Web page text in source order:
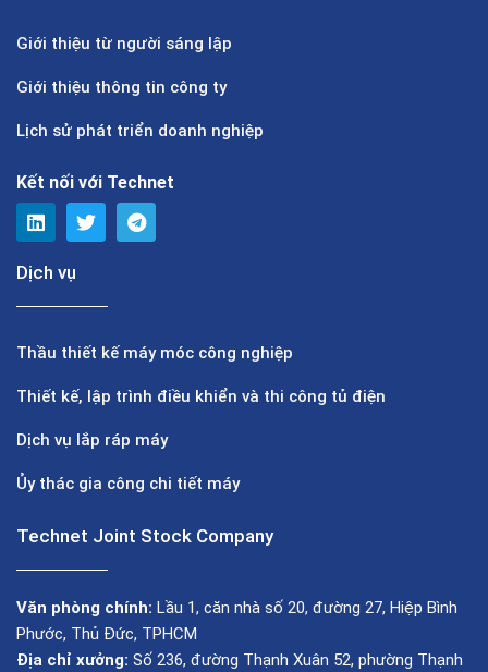
Giới thiệu từ người sáng lập
Giới thiệu thông tin công ty
Lịch sử phát triển doanh nghiệp
Kết nối với Technet
Dịch vụ
Thầu thiết kế máy móc công nghiệp
Thiết kế, lập trình điều khiển và thi công tủ điện
Dịch vụ lắp ráp máy
Ủy thác gia công chi tiết máy
Technet Joint Stock Company
Văn phòng chính: Lầu 1, căn nhà số 20, đường 27, Hiệp Bình
Phước, Thủ Đức, TPHCM
Địa chỉ xưởng: Số 236, đường Thạnh Xuân 52, phường Thạnh